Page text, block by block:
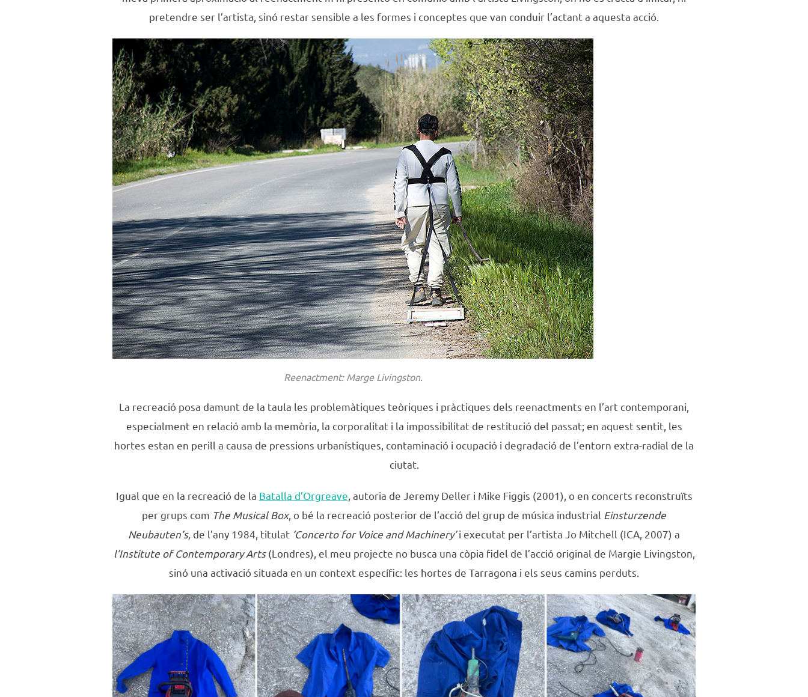
pretendre ser l’artista, sinó restar sensible a les formes i conceptes que van conduir l’actant a aquesta acció.
Reenactment: Marge Livingston.
La recreació posa damunt de la taula les problemàtiques teòriques i pràctiques dels reenactments en l’art contemporani,
especialment en relació amb la memòria, la corporalitat i la impossibilitat de restitució del passat; en aquest sentit, les
hortes estan en perill a causa de pressions urbanístiques, contaminació i ocupació i degradació de l’entorn extra-radial de la
ciutat.
Igual que en la recreació de la Batalla d’Orgreave, autoria de Jeremy Deller i Mike Figgis (2001), o en concerts reconstruïts
per grups com The Musical Box, o bé la recreació posterior de l’acció del grup de música industrial Einsturzende
Neubauten’s, de l’any 1984, titulat ‘Concerto for Voice and Machinery’i executat per l’artista Jo Mitchell (ICA, 2007) a
l’Institute of Contemporary Arts(Londres), el meu projecte no busca una còpia fidel de l’acció original de Margie Livingston,
sinó una activació situada en un context específic: les hortes de Tarragona i els seus camins perduts.